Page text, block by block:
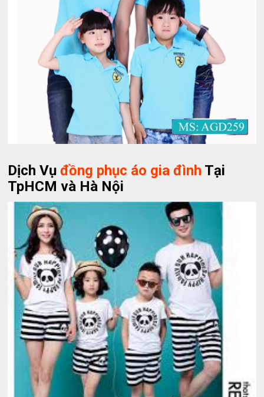
Dịch Vụđồng phục áo gia đình Tại
TpHCM và Hà Nội